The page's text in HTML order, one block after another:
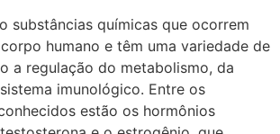
substâncias químicas que ocorrem
humano e têm uma variedade de
a regulação do metabolismo, da
imunológico. Entre os
estão os hormônios